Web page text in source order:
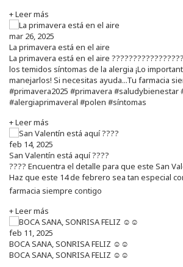
+ Leer más
mar 26, 2025
La primavera está en el aire
La primavera está en el aire
los temidos síntomas de la alergia ¡Lo
manejarlos! Si necesitas ayuda...Tu farmacia
#primavera2025 #primavera #saludybienestar
#alergiaprimaveral #polen #síntomas
+ Leer más
feb 14, 2025
San Valentín está aquí ????
???? Encuentra el detalle para que este San
Haz que este 14 de febrero sea tan especial
farmacia siempre contigo
+ Leer más
feb 11, 2025
BOCA SANA, SONRISA FELIZ ☺️☺️
BOCA SANA, SONRISA FELIZ ☺️☺️